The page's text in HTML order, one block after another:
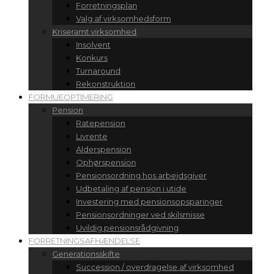
Forretningsplan
Valg af virksomhedsform
Kriseramt virksomhed
Insolvent
Konkurs
Turnaround
Rekonstruktion
FORMUEOPTIMERING
Pension
Ratepension
Livrente
Alderspension
Ophørspension
Pensionsordning hos arbejdsgiver
Udbetaling af pension i utide
Investering med pensionsopsparinger
Pensionsordninger ved skilsmisse
Uvildig pensionsrådgivning
FORRETNINGSAFHÆNDELSE
Generationsskifte
Succession / overdragelse af virksomhed